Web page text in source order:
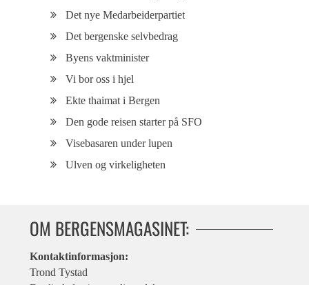
Det nye Medarbeiderpartiet
Det bergenske selvbedrag
Byens vaktminister
Vi bor oss i hjel
Ekte thaimat i Bergen
Den gode reisen starter på SFO
Visebasaren under lupen
Ulven og virkeligheten
OM BERGENSMAGASINET:
Kontaktinformasjon:
Trond Tystad